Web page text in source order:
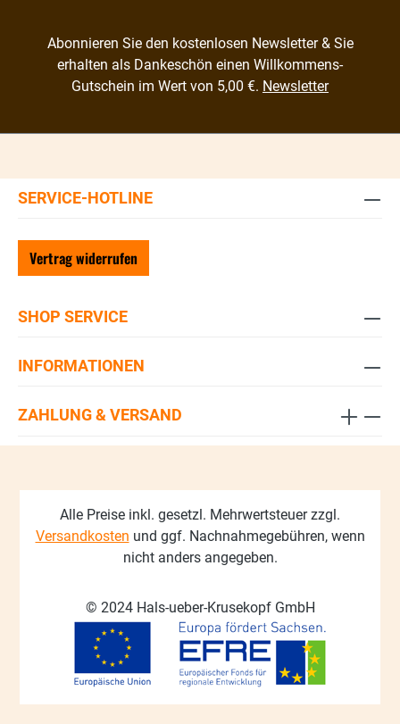
Abonnieren Sie den kostenlosen Newsletter & Sie
erhalten als Dankeschön einen Willkommens-
Gutschein im Wert von 5,00 €. Newsletter
SERVICE-HOTLINE
Vertrag widerrufen
SHOP SERVICE
INFORMATIONEN
ZAHLUNG & VERSAND
Alle Preise inkl. gesetzl. Mehrwertsteuer zzgl.
Versandkosten und ggf. Nachnahmegebühren, wenn
nicht anders angegeben.
© 2024 Hals-ueber-Krusekopf GmbH